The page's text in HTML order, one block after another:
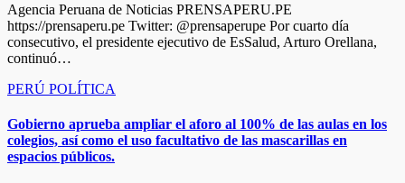
Agencia Peruana de Noticias PRENSAPERU.PE
https://prensaperu.pe Twitter: @prensaperupe Por cuarto día
consecutivo, el presidente ejecutivo de EsSalud, Arturo Orellana,
continuó…
PERÚ POLÍTICA
Gobierno aprueba ampliar el aforo al 100% de las aulas en los
colegios, así como el uso facultativo de las mascarillas en
espacios públicos.